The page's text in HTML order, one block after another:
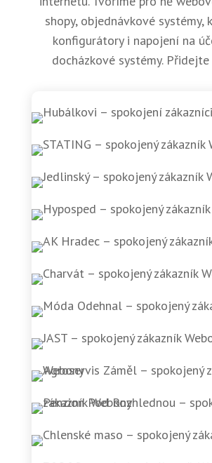
shopy, objednávkové systémy,
konfigurátory i napojení na
docházkové systémy. Přidejte